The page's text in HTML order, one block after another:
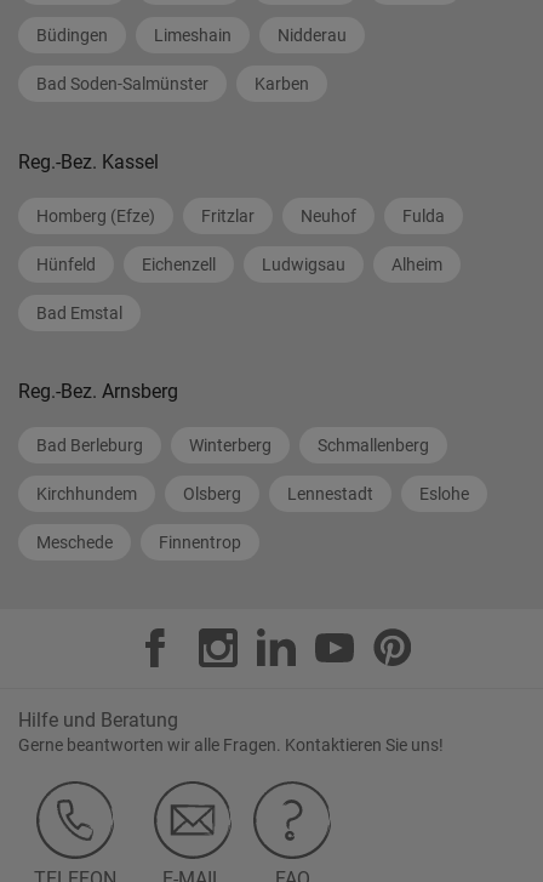
Büdingen Limeshain Nidderau
Bad Soden-Salmünster Karben
Reg.-Bez. Kassel
Homberg (Efze) Fritzlar Neuhof Fulda
Hünfeld Eichenzell Ludwigsau Alheim
Bad Emstal
Reg.-Bez. Arnsberg
Bad Berleburg Winterberg Schmallenberg
Kirchhundem Olsberg Lennestadt Eslohe
Meschede Finnentrop
Hilfe und Beratung
Gerne beantworten wir alle Fragen. Kontaktieren Sie uns!